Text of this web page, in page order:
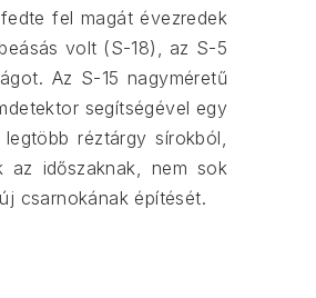
fel magát évezredek
volt (S-18), az S-5
Az S-15 nagyméretű
segítségével egy
réztárgy sírokból,
az időszaknak, nem sok
csarnokának építését.